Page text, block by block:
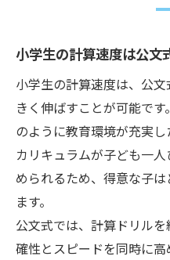
小学生の計算速度は公文
小学生の計算速度は、公
きく伸ばすことが可能で
のように教育環境が充実
カリキュラムが子ども一
められるため、得意な子
ます。
公文式では、計算ドリル
確性とスピードを同時に